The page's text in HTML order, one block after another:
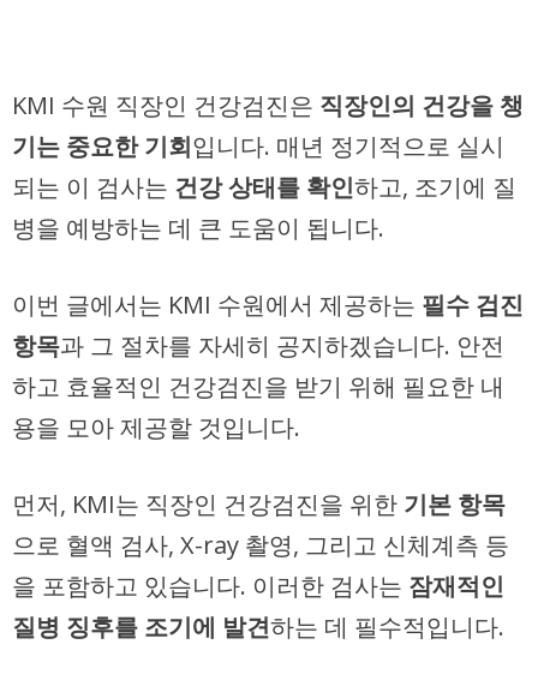
KMI 수원 직장인 건강검진은 직장인의 건강을 챙
기는 중요한 기회입니다. 매년 정기적으로 실시
되는 이 검사는 건강 상태를 확인하고, 조기에 질
병을 예방하는 데 큰 도움이 됩니다.
이번 글에서는 KMI 수원에서 제공하는 필수 검진
항목과 그 절차를 자세히 공지하겠습니다. 안전
하고 효율적인 건강검진을 받기 위해 필요한 내
용을 모아 제공할 것입니다.
먼저, KMI는 직장인 건강검진을 위한 기본 항목
으로 혈액 검사, X-ray 촬영, 그리고 신체계측 등
을 포함하고 있습니다. 이러한 검사는 잠재적인
질병 징후를 조기에 발견하는 데 필수적입니다.